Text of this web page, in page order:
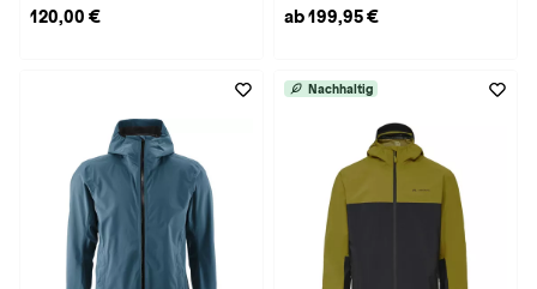
120,00 € ab 199,95 €
Nachhaltig